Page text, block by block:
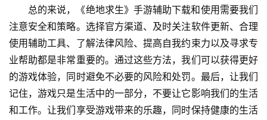
总的来说，《绝地求生》手游辅助下载和使用需要我们
注意安全和策略。选择官方渠道、及时关注软件更新、合理
使用辅助工具、了解法律风险、提高自我约束力以及寻求专
业帮助都是非常重要的。通过这些方法，我们可以获得更好
的游戏体验，同时避免不必要的风险和处罚。最后，让我们
记住，游戏只是生活中的一部分，不要让它影响我们的生活
和工作。让我们享受游戏带来的乐趣，同时保持健康的生活